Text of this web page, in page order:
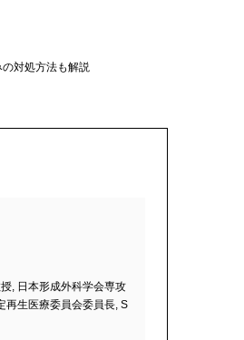
対処方法も解説
, 日本形成外科学会専攻
再生医療委員会委員長, S